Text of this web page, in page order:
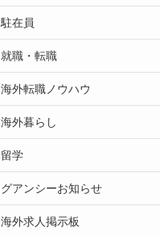
駐在員
就職・転職
海外転職ノウハウ
海外暮らし
留学
グアンシーお知らせ
海外求人掲示板